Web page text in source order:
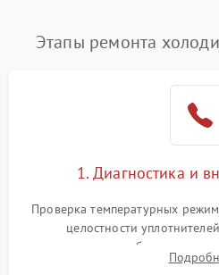
Этапы ремонта
1. Диагностика и
Проверка температурных
целостности
сопротивления обмоток
считывание кодов ошибок с